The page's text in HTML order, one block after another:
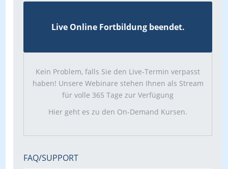
Live Online Fortbildung beendet.
Kein Problem, falls Sie den Live-Termin verpasst
haben! Unsere Webinare stehen Ihnen als Stream
für volle 365 Tage zur Verfügung
Hier geht es zu den On-Demand Kursen.
FAQ/SUPPORT